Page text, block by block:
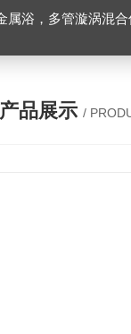
，微孔板恒温振荡器，恒温混匀仪，水平摇床，牛奶抗生素恒
产品展示 /